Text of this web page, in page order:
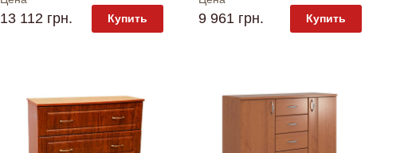
13 112 грн. Купить 9 961 грн. Купить